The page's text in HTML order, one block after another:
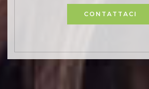
CONTATTACI